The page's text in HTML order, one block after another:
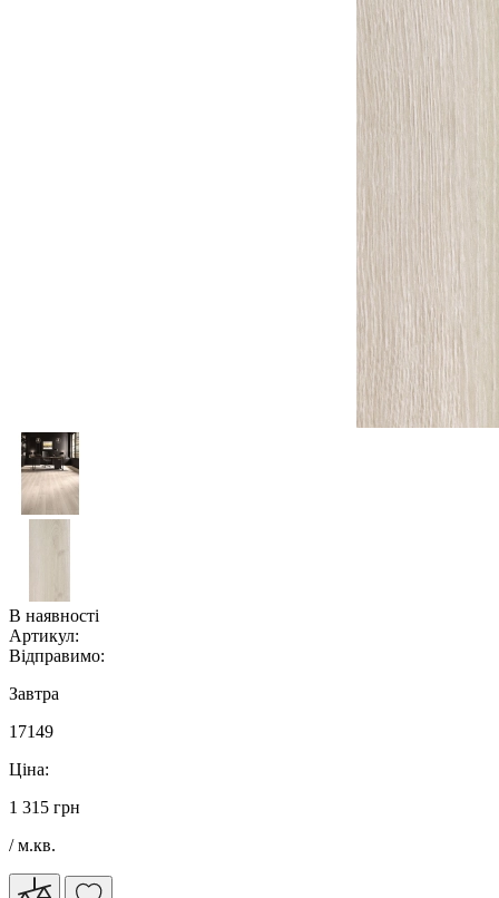
В наявності
Артикул:
Відправимо:
Завтра
17149
Ціна:
1 315 грн
/ м.кв.